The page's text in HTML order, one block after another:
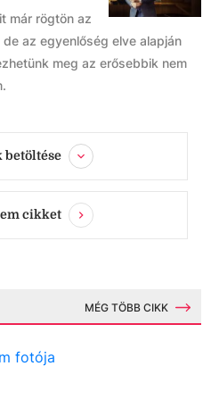
már rögtön az
az egyenlőség elve alapján
meg az erősebbik nem
betöltése
cikket
MÉG TÖBB CIKK